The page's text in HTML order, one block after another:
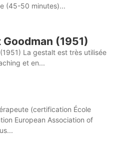
(45-50 minutes)...
(1951)
La gestalt est très utilisée
et en...
(certification École
European Association of